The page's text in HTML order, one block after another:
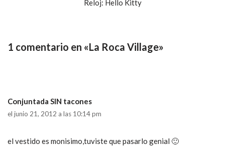
Reloj: Hello Kitty
1 comentario en «La Roca Village»
Conjuntada SIN tacones
el junio 21, 2012 a las 10:14 pm
el vestido es monisimo,tuviste que pasarlo genial 🙂